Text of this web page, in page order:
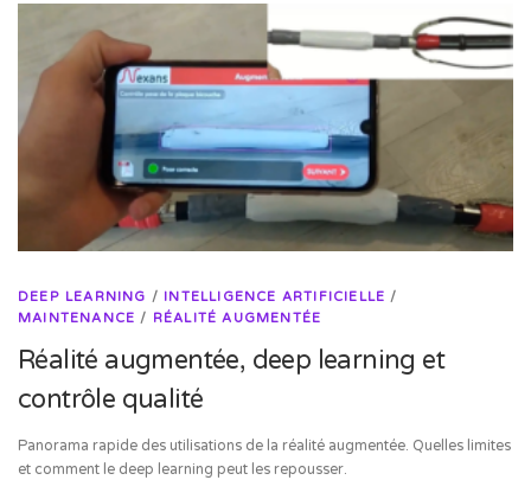
DEEP LEARNING / INTELLIGENCE ARTIFICIELLE /
MAINTENANCE / RÉALITÉ AUGMENTÉE
Réalité augmentée, deep learning et
contrôle qualité
Panorama rapide des utilisations de la réalité augmentée. Quelles limites
et comment le deep learning peut les repousser.